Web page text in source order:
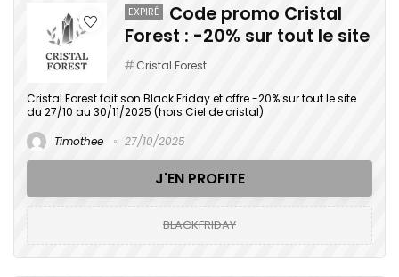
EXPIRÉ
Code promo Cristal
Forest : -20% sur tout le site
Cristal Forest
Cristal Forest fait son Black Friday et offre -20% sur tout le site
du 27/10 au 30/11/2025 (hors Ciel de cristal)
Timothee
27/10/2025
J'EN PROFITE
BLACKFRIDAY